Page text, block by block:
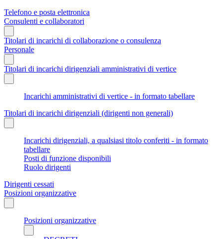
Telefono e posta elettronica
Consulenti e collaboratori
Titolari di incarichi di collaborazione o consulenza
Personale
Titolari di incarichi dirigenziali amministrativi di vertice
Incarichi amministrativi di vertice - in formato tabellare
Titolari di incarichi dirigenziali (dirigenti non generali)
Incarichi dirigenziali, a qualsiasi titolo conferiti - in formato
tabellare
Posti di funzione disponibili
Ruolo dirigenti
Dirigenti cessati
Posizioni organizzative
Posizioni organizzative